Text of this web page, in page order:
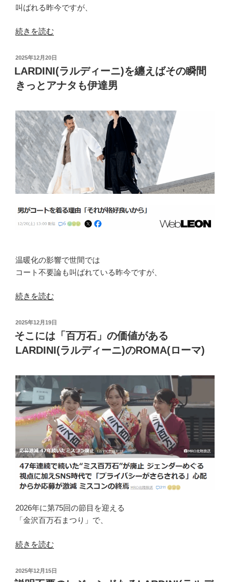
コ
ト
ジ
ャ
ケ
ッ
の
叫ばれる昨今ですが、
“よ
多
く
の
方
共
感
し
て
頂
け
る
あ
ろ
ル
デ
ー
の
チ
ェ
タ
ー
コ
ー
ト”
続きを読む
投
稿
日:
2025年12月20日
LARDINI(ラルディーニ)を纏えばその瞬間
きっとアナタも伊達男
温暖化の影響で世間では
コート不要論も叫ばれている昨今ですが、
“LARDINI(ラ
デ
ィ
ー
纏
え
ば
そ
間
き
っ
ア
ナ
も
達
男”
続きを読む
投
稿
日:
2025年12月19日
そこには「百万石」の価値がある
LARDINI(ラルディーニ)のROMA(ローマ)
2026年に第75回の節目を迎える
「金沢百万石まつり」で、
“そ
に
続きを読む
投
稿
2025年12月15日